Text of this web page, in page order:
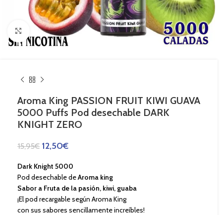
Haga Click para agrandar
Aroma King PASSION FRUIT KIWI GUAVA
5000 Puffs Pod desechable DARK
KNIGHT ZERO
15,95€ 12,50€
Dark Knight 5000
Pod desechable deAroma king
Sabor a Fruta de la pasión, kiwi, guaba
¡El pod recargable según Aroma King
con sus sabores sencillamente increíbles!